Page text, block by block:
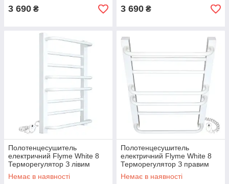
3 690 ₴ 3 690 ₴
Полотенцесушитель
електричний Flyme White 8
Терморегулятор З лівим
підключенням. Білий
Немає в наявності
Полотенцесушитель
електричний Flyme White 8
Терморегулятор З правим
підключенням. Білий
Немає в наявності